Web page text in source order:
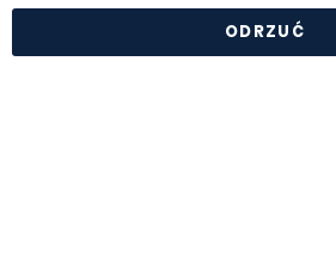
ODRZUĆ